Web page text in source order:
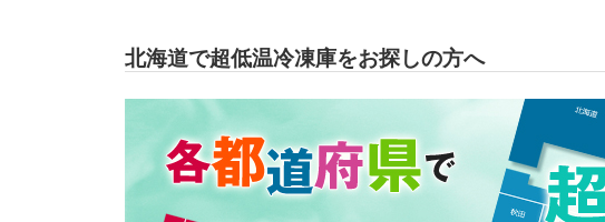
北海道で超低温冷凍庫をお探しの方へ